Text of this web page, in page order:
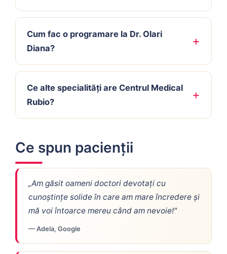
Cum fac o programare la Dr. Olari
Diana?
Ce alte specialități are Centrul Medical
Rubio?
Ce spun pacienții
„Am găsit oameni doctori devotați cu
cunoștințe solide în care am mare încredere și
mă voi întoarce mereu când am nevoie!"
— Adela, Google